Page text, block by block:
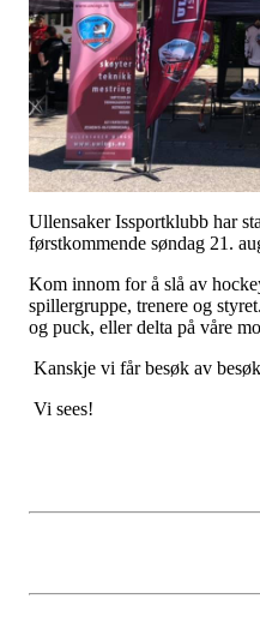
Ullensaker Issportklubb har
førstkommende søndag 21.
Kom innom for å slå av
spillergruppe, trenere og
og puck, eller delta på våre
Kanskje vi får besøk av
Vi sees!